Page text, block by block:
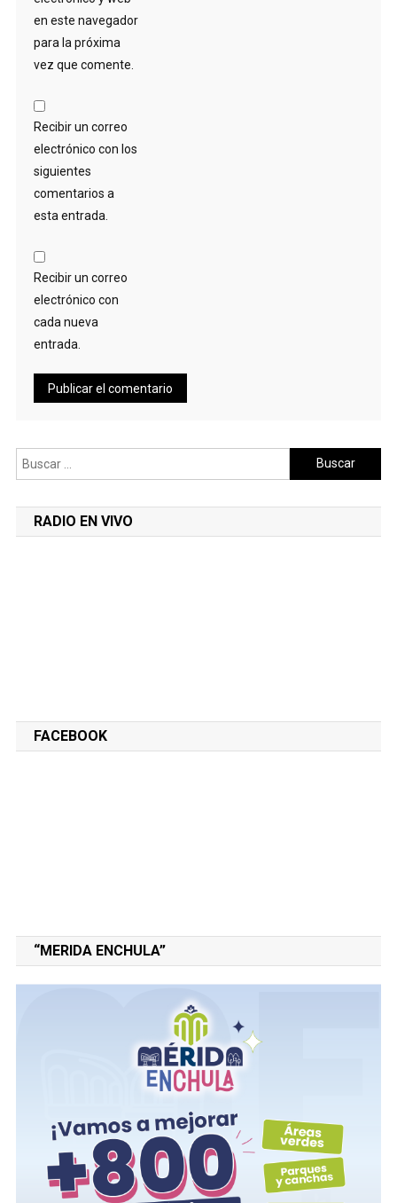
en este navegador
para la próxima
vez que comente.
Recibir un correo
electrónico con los
siguientes
comentarios a
esta entrada.
Recibir un correo
electrónico con
cada nueva
entrada.
Buscar:
RADIO EN VIVO
FACEBOOK
“MERIDA ENCHULA”